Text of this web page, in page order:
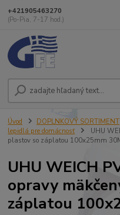
+421905463270
(Po-Pia, 7-17 hod.)
Úvod DOPLNKOVÝ SORTIMENT
lepidlá pre domácnosť
UHU
plastov so záplatou 100x25mm
UHU WEICH
opravy
záplatou